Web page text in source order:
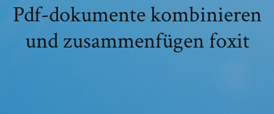
Pdf-dokumente kombinieren
und zusammenfügen foxit